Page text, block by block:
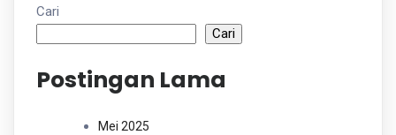
Cari
Cari
Postingan Lama
Mei 2025